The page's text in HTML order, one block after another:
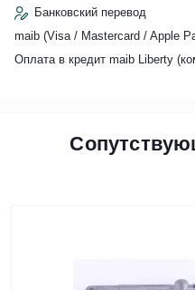
Банковский перевод
maib (Visa / Mastercard / Apple
Оплата в кредит maib Liberty